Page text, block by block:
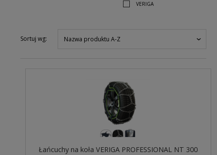
VERIGA
Sortuj wg: Nazwa produktu A-Z
Łańcuchy na koła VERIGA PROFESSIONAL NT 300